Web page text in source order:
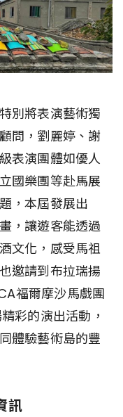
別將表演藝術獨
問，劉麗婷、謝
表演團體如優人
國樂團等赴馬展
，本屆發展出
，讓遊客能透過
文化，感受馬祖
邀請到布拉瑞揚
福爾摩沙馬戲團
彩的演出活動，
體驗藝術島的豐
訊